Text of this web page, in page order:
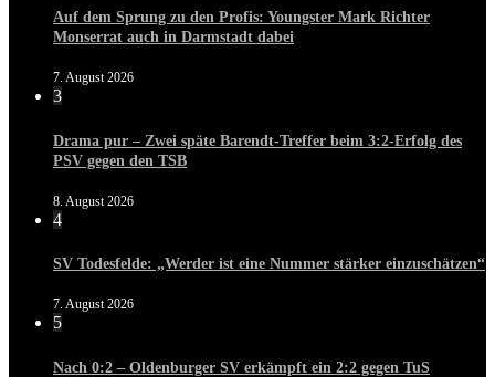
Auf dem Sprung zu den Profis: Youngster Mark Richter
Monserrat auch in Darmstadt dabei
7. August 2026
3
Drama pur – Zwei späte Barendt-Treffer beim 3:2-Erfolg des
PSV gegen den TSB
8. August 2026
4
SV Todesfelde: „Werder ist eine Nummer stärker einzuschätzen“
7. August 2026
5
Nach 0:2 – Oldenburger SV erkämpft ein 2:2 gegen TuS